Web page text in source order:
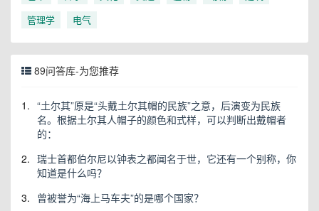
管理学
电气
89问答库-为您推荐
1. “土尔其”原是“头戴土尔其帽的民族”之意，后演变为民族
名。根据土尔其人帽子的颜色和式样，可以判断出戴帽者
的：
2. 瑞士首都伯尔尼以钟表之都闻名于世，它还有一个别称，你
知道是什么吗？
3. 曾被誉为“海上马车夫”的是哪个国家？